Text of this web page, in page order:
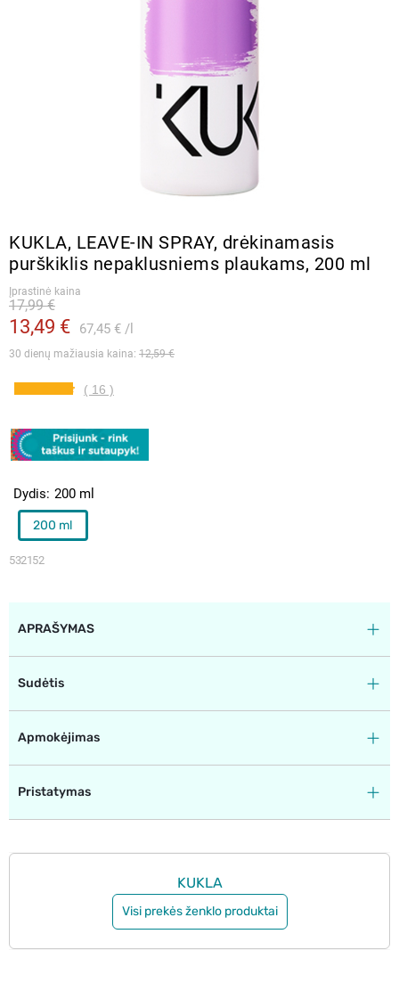
KUKLA, LEAVE-IN SPRAY, drėkinamasis
purškiklis nepaklusniems plaukams, 200 ml
Įprastinė kaina
13,49 € 67,45 €
17,99 €
30 dienų mažiausia kaina: 12,59 €
( 16 )
532152
Dydis 200 ml
200 ml
APRAŠYMAS
Sudėtis
Apmokėjimas
Pristatymas
KUKLA
Visi prekės ženklo produktai